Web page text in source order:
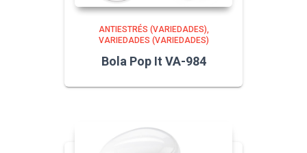
ANTIESTRÉS (VARIEDADES)
VARIEDADES (VARIEDADES)
Bola Pop It VA-984